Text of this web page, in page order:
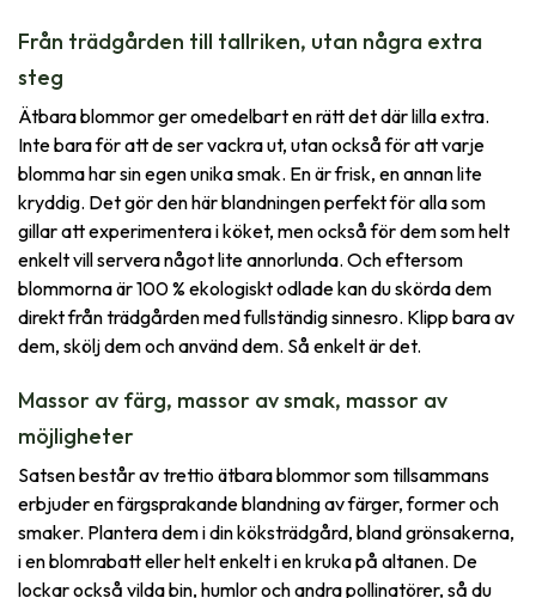
Från trädgården till tallriken, utan några extra
steg
Ätbara blommor ger omedelbart en rätt det där lilla extra.
Inte bara för att de ser vackra ut, utan också för att varje
blomma har sin egen unika smak. En är frisk, en annan lite
kryddig. Det gör den här blandningen perfekt för alla som
gillar att experimentera i köket, men också för dem som helt
enkelt vill servera något lite annorlunda. Och eftersom
blommorna är 100 % ekologiskt odlade kan du skörda dem
direkt från trädgården med fullständig sinnesro. Klipp bara av
dem, skölj dem och använd dem. Så enkelt är det.
Massor av färg, massor av smak, massor av
möjligheter
Satsen består av trettio ätbara blommor som tillsammans
erbjuder en färgsprakande blandning av färger, former och
smaker. Plantera dem i din köksträdgård, bland grönsakerna,
i en blomrabatt eller helt enkelt i en kruka på altanen. De
lockar också vilda bin, humlor och andra pollinatörer, så du